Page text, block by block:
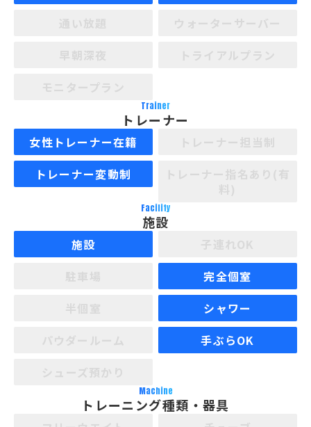
Trainer
トレーナー
女性トレーナー在籍
トレーナー変動制
Facility
施設
施設
完全個室
シャワー
手ぶらOK
Machine
トレーニング種類・器具